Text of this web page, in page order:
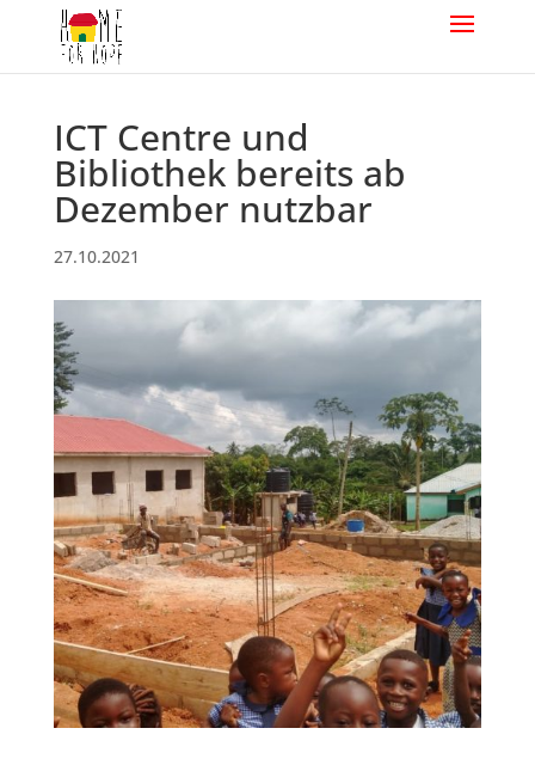
ICT Centre und
Bibliothek bereits ab
Dezember nutzbar
27.10.2021